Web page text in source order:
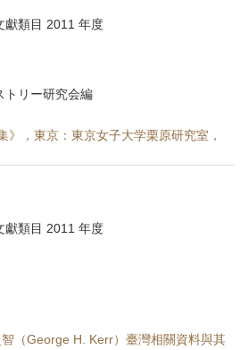
獻類目 2011 年度
トリー研究会編
》，東京：東京女子大学栗原研究室，
獻類目 2011 年度
智（George H. Kerr）臺灣相關資料與其